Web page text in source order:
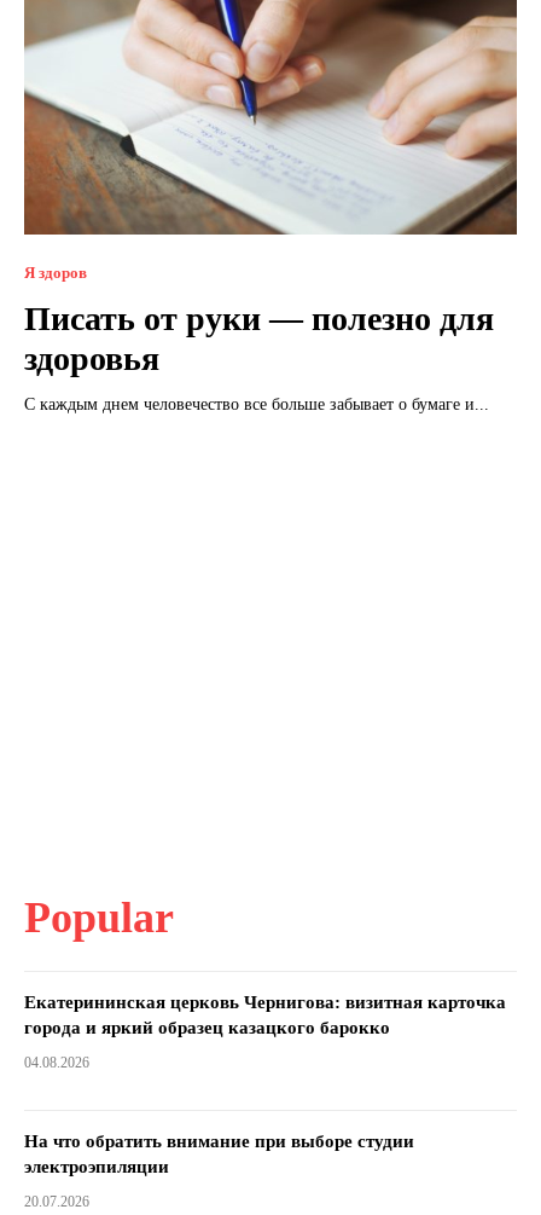
Я здоров
Писать от руки — полезно для
здоровья
С каждым днем ​​человечество все больше забывает о бумаге и...
Popular
Екатерининская церковь Чернигова: визитная карточка
города и яркий образец казацкого барокко
04.08.2026
На что обратить внимание при выборе студии
электроэпиляции
20.07.2026